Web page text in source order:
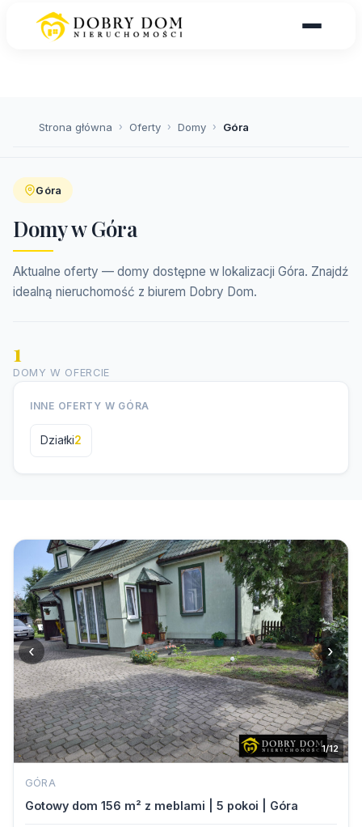
Strona główna › Oferty › Domy › Góra
Góra
Domy w Góra
Aktualne oferty — domy dostępne w lokalizacji Góra. Znajdź
idealną nieruchomość z biurem Dobry Dom.
1
DOMY W OFERCIE
INNE OFERTY W GÓRA
Działki2
‹ ›
1/12
GÓRA
Gotowy dom 156 m² z meblami | 5 pokoi | Góra